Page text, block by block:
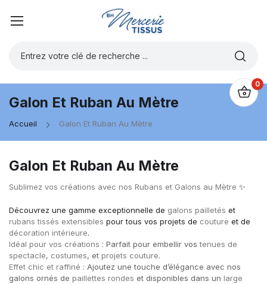
0
Galon Et Ruban Au Mètre
Accueil Galon Et Ruban Au Mètre
Galon Et Ruban Au Mètre
Sublimez vos créations avec nos Rubans et Galons au Mètre ✨
Découvrez une gamme exceptionnelle de galons pailletés et
rubans tissés extensibles pour tous vos projets de couture et de
décoration intérieure.
Idéal pour vos créations : Parfait pour embellir vostenues de
spectacle, costumes, et projets couture.
Effet chic et raffiné : Ajoutez une touche d’élégance avec nos
galons ornés de paillettes rondes et disponibles dans un large